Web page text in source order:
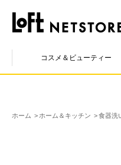
コスメ＆ビューティー
ホーム ホーム＆キッチン 食器洗